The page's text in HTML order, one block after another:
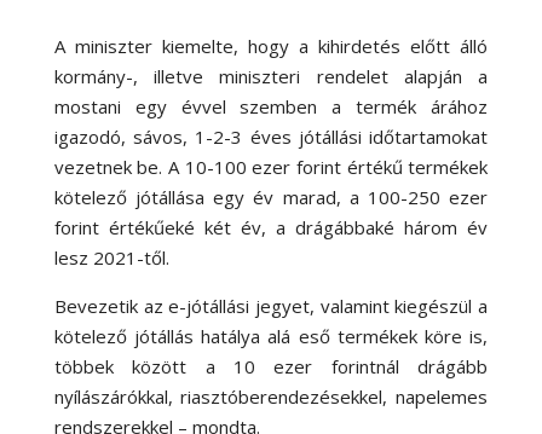
A miniszter kiemelte, hogy a kihirdetés előtt álló
kormány-, illetve miniszteri rendelet alapján a
mostani egy évvel szemben a termék árához
igazodó, sávos, 1-2-3 éves jótállási időtartamokat
vezetnek be. A 10-100 ezer forint értékű termékek
kötelező jótállása egy év marad, a 100-250 ezer
forint értékűeké két év, a drágábbaké három év
lesz 2021-től.
Bevezetik az e-jótállási jegyet, valamint kiegészül a
kötelező jótállás hatálya alá eső termékek köre is,
többek között a 10 ezer forintnál drágább
nyílászárókkal, riasztóberendezésekkel, napelemes
rendszerekkel – mondta.